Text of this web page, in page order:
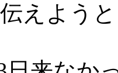
えよう